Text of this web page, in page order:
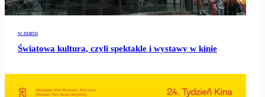
w marcu
Światowa kultura, czyli spektakle i wystawy w kinie